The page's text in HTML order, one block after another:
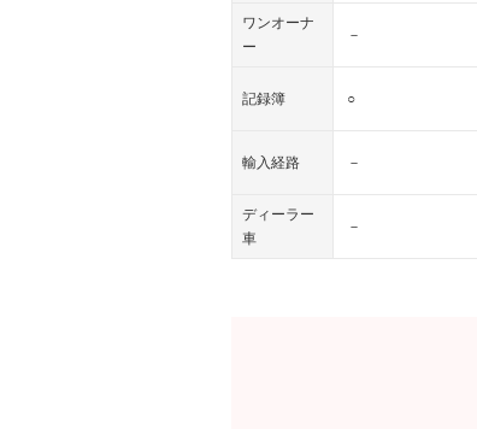
ワンオーナ
ー
－
記録簿 ○
輸入経路 －
ディーラー
車
－